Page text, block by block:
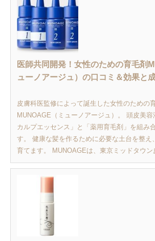
医師共同開発！女性のための育毛剤
ューノアージュ）の口コミ＆効果と
皮膚科医監修によって誕生した女性のための育
MUNOAGE（ミューノアージュ）。 頭皮美容
カルプエッセンス」と「薬用育毛剤」を組み
す。 健康な髪を作るために必要な土台を整え
育てます。 MUNOAGEは、東京ミッドタウン